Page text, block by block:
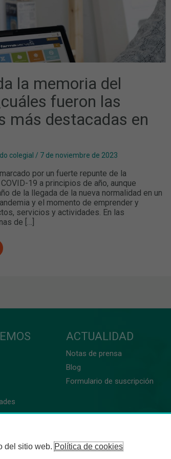
la memoria del
fueron las
más destacadas en
colegial / 7 de noviembre de 2023
por un fuerte repunte de la
19 a principios de año, aunque
de la llegada de la nueva normalidad en un
y el momento de emprender y
servicios y actividades. En las
de […]
ACTUALIDAD
Notas de prensa
Blog
Formulario de suscripción
del sitio web.Política de cookies